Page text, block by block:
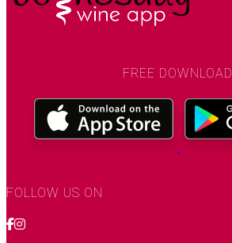
FREE DOWNLOAD
FOLLOW US ON